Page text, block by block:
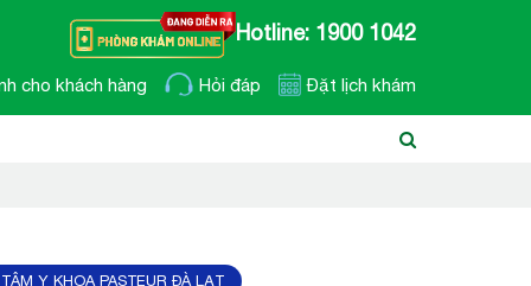
Hotline: 1900 1042
cho khách hàng Hỏi đáp Đặt lịch khám
Y KHOA PASTEUR ĐÀ LẠT